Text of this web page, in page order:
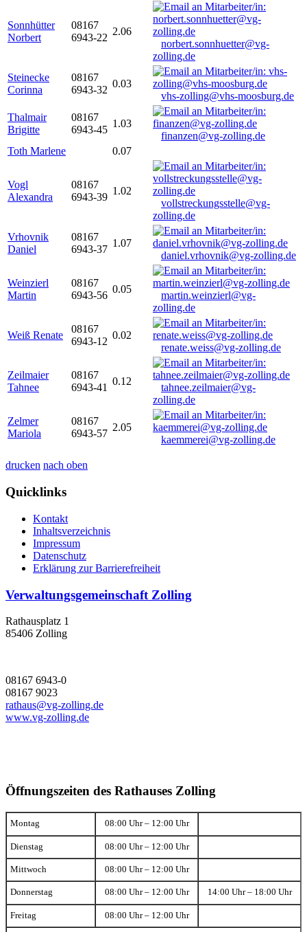
Sonnhütter
Norbert
08167
6943-22
2.06
norbert.sonnhuetter@vg-
zolling.de
Steinecke
Corinna
08167
6943-32
0.03
vhs-zolling@vhs-moosburg.de
Thalmair
Brigitte
08167
6943-45
1.03
finanzen@vg-zolling.de
Toth Marlene
0.07
Vogl
Alexandra
08167
6943-39
1.02
vollstreckungsstelle@vg-
zolling.de
Vrhovnik
Daniel
08167
6943-37
1.07
daniel.vrhovnik@vg-zolling.de
Weinzierl
Martin
08167
6943-56
0.05
martin.weinzierl@vg-
zolling.de
Weiß Renate
08167
6943-12
0.02
renate.weiss@vg-zolling.de
Zeilmaier
Tahnee
08167
6943-41
0.12
tahnee.zeilmaier@vg-
zolling.de
Zelmer
Mariola
08167
6943-57
2.05
kaemmerei@vg-zolling.de
drucken nach oben
Quicklinks
Kontakt
Inhaltsverzeichnis
Impressum
Datenschutz
Erklärung zur Barrierefreiheit
Verwaltungsgemeinschaft Zolling
Rathausplatz 1
85406 Zolling
08167 6943-0
08167 9023
rathaus@vg-zolling.de
www.vg-zolling.de
Öffnungszeiten des Rathauses Zolling
Montag 08:00 Uhr – 12:00 Uhr
Dienstag 08:00 Uhr – 12:00 Uhr
Mittwoch 08:00 Uhr – 12:00 Uhr
Donnerstag 08:00 Uhr – 12:00 Uhr 14:00 Uhr – 18:00 Uhr
Freitag 08:00 Uhr – 12:00 Uhr